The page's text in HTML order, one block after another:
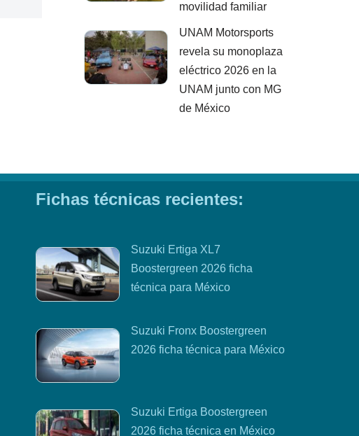
movilidad familiar
UNAM Motorsports
revela su monoplaza
eléctrico 2026 en la
UNAM junto con MG
de México
Fichas técnicas recientes:
Suzuki Ertiga XL7
Boostergreen 2026 ficha
técnica para México
Suzuki Fronx Boostergreen
2026 ficha técnica para México
Suzuki Ertiga Boostergreen
2026 ficha técnica en México